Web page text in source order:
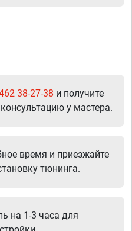
38-27-38 и получите
у мастера.
время и приезжайте
тюнинга.
на 1-3 часа для